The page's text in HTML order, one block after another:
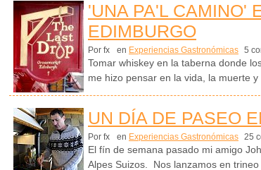
'UNA PA'L CAMINO'
EDIMBURGO
Por fx en Experiencias Gastronómicas 5
Tomar whiskey en la taberna donde
me hizo pensar en la vida, la muerte y
UN DÍA DE PASEO
Por fx en Experiencias Gastronómicas 25
El fín de semana pasado mi amigo
Alpes Suizos. Nos lanzamos en